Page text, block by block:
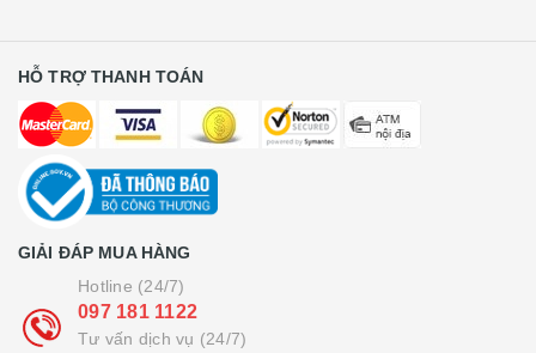
HỖ TRỢ THANH TOÁN
GIẢI ĐÁP MUA HÀNG
Hotline (24/7)
097 181 1122
Tư vấn dịch vụ (24/7)